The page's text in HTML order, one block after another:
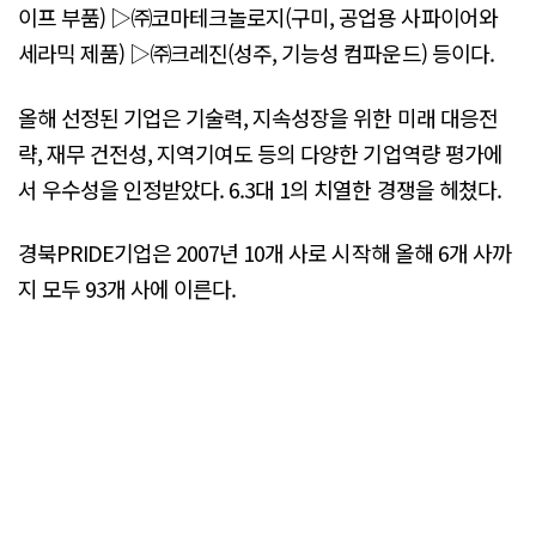
이프 부품) ▷㈜코마테크놀로지(구미, 공업용 사파이어와
세라믹 제품) ▷㈜크레진(성주, 기능성 컴파운드) 등이다.
올해 선정된 기업은 기술력, 지속성장을 위한 미래 대응전
략, 재무 건전성, 지역기여도 등의 다양한 기업역량 평가에
서 우수성을 인정받았다. 6.3대 1의 치열한 경쟁을 헤쳤다.
경북PRIDE기업은 2007년 10개 사로 시작해 올해 6개 사까
지 모두 93개 사에 이른다.